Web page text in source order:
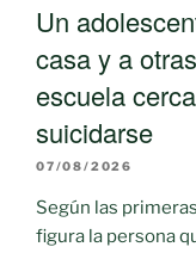
Un
casa y a
escuela
suicidarse
07/08/2026
Según las
figura la persona